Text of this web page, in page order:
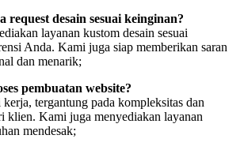
request desain sesuai keinginan?
layanan kustom desain sesuai
Anda. Kami juga siap memberikan saran
dan menarik;
pembuatan website?
tergantung pada kompleksitas dan
klien. Kami juga menyediakan layanan
mendesak;